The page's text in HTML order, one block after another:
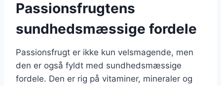
Passionsfrugtens
sundhedsmæssige fordele
Passionsfrugt er ikke kun velsmagende, men
den er også fyldt med sundhedsmæssige
fordele. Den er rig på vitaminer, mineraler og